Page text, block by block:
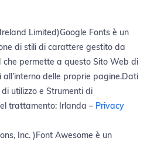
Limited)Google Fonts è un
di stili di carattere gestito da
che permette a questo Sito Web di
delle proprie pagine.Dati
utilizzo e Strumenti di
trattamento: Irlanda – Privacy
Inc. )Font Awesome è un